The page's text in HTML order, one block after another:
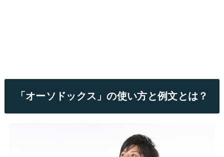
「オーソドックス」の使い方と例文とは？